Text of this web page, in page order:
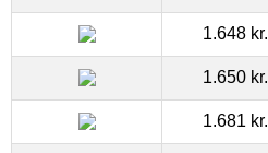
1.648 kr.
1.650 kr.
1.681 kr.